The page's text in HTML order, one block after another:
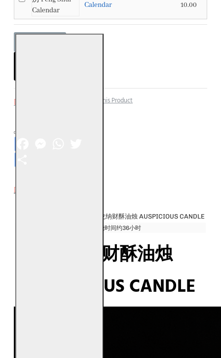
Calendar
10.00
Compare this Product
祥龙纳财酥油烛 AUSPICIOUS CANDLE
燃烧时间约36小时
祥龙纳财酥油烛
AUSPICIOUS CANDLE